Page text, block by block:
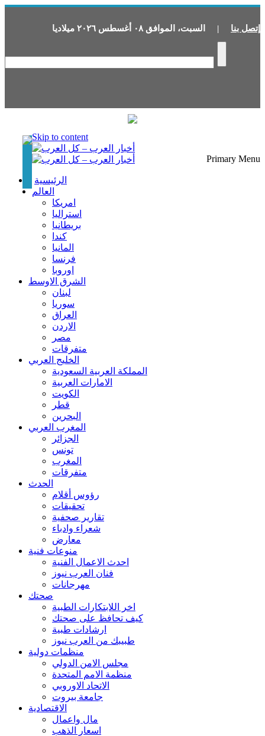
إتصل بنا | السبت، الموافق ٠٨ أغسطس ٢٠٢٦ ميلاديا
Skip to content
Primary Menu
الرئيسية
العالم
امريكا
استراليا
بريطانيا
كندا
المانيا
فرنسا
اوروبا
الشرق الاوسط
لبنان
سوريا
العراق
الاردن
مصر
متفرقات
الخليج العربي
المملكة العربية السعودية
الامارات العربية
الكويت
قطر
البحرين
المغرب العربي
الجزائر
تونس
المغرب
متفرقات
الحدث
رؤوس أقلام
تحقيقات
تقارير صحفية
شعراء وادباء
معارض
منوعات فنية
احدث الاعمال الفنية
فنان العرب نيوز
مهرجانات
صحتك
اخر اللابتكارات الطبية
كيف تحافظ على صحتك
ارشادات طبية
طبيبك من العرب نيوز
منظمات دولية
مجلس الامن الدولي
منظمة الامم المتحدة
الاتحاد الاوروبي
جامعة بيروت
الاقتصادية
مال واعمال
اسعار الذهب